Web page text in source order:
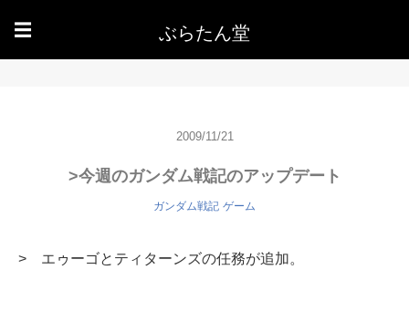
☰ ぶらたん堂
2009/11/21
>今週のガンダム戦記のアップデート
ガンダム戦記 ゲーム
> エゥーゴとティターンズの任務が追加。